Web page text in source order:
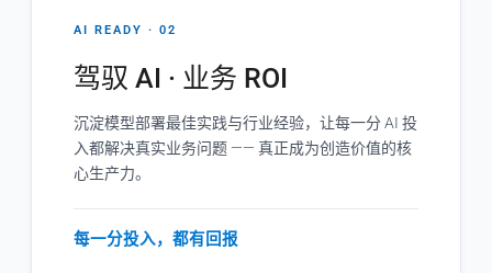
AI READY · 02
驾驭 AI · 业务 ROI
沉淀模型部署最佳实践与行业经验，让每一分 AI 投
入都解决真实业务问题 —— 真正成为创造价值的核
心生产力。
每一分投入，都有回报